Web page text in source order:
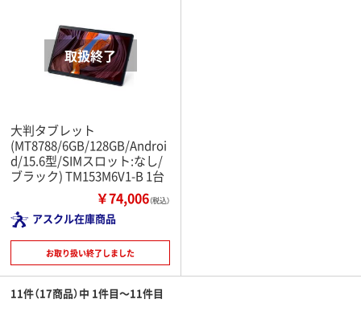
大判タブレット
(MT8788/6GB/128GB/Androi
d/15.6型/SIMスロット:なし/
ブラック) TM153M6V1-B 1台
￥74,006（税込）
アスクル在庫商品
お取り扱い終了しました
11件（17商品）中 1件目～11件目